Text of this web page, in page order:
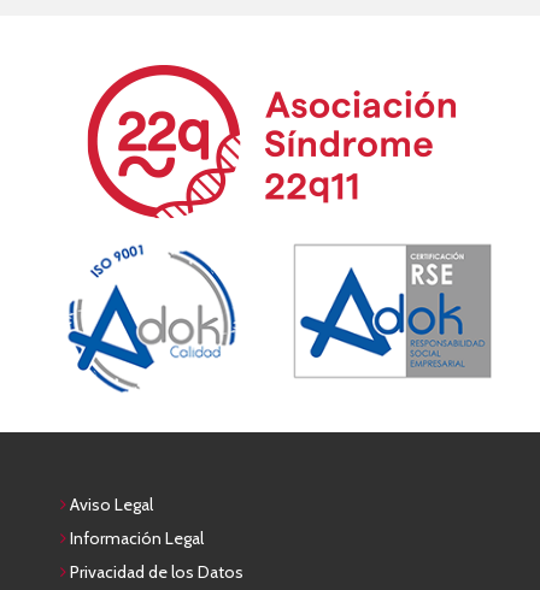
Aviso Legal
Información Legal
Privacidad de los Datos